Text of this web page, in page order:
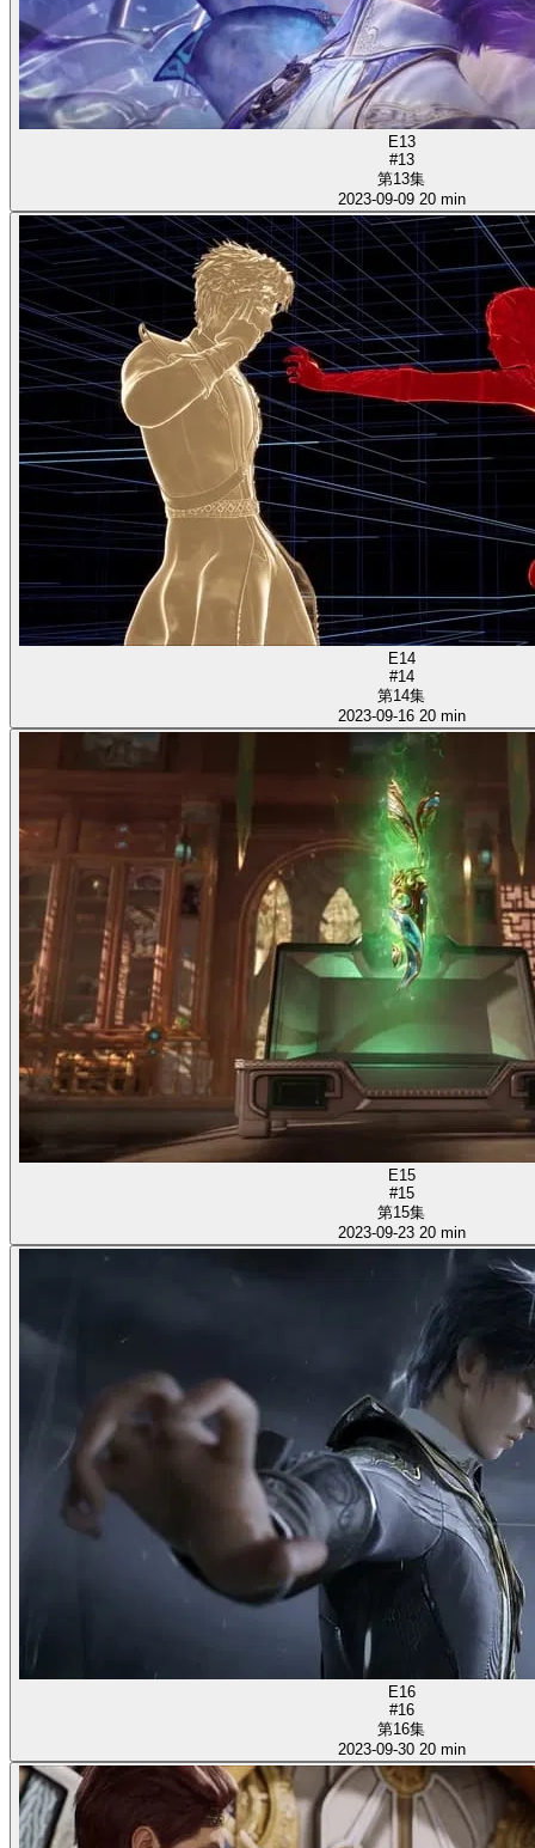
E13
#13
第13集
2023-09-09 20 min
E14
#14
第14集
2023-09-16 20 min
E15
#15
第15集
2023-09-23 20 min
E16
#16
第16集
2023-09-30 20 min